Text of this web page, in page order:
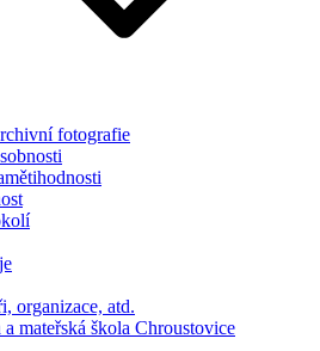
fotografie
organizace, atd.
mateřská škola Chroustovice